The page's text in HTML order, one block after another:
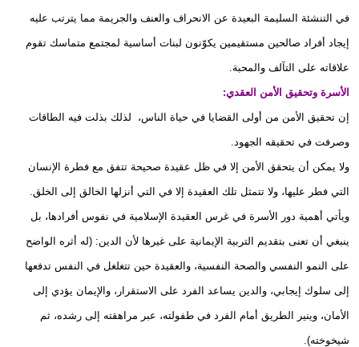
في التنشئة السليمة البعيدة عن الانحراف والعنف والجريمة مما يترتب عليه
إيجاد أفراد صالحين مستقيمين يكوّنون لبنات أساسية لمجتمع متماسك تقوم
علاقاته على التآلف والمحبة.
الأسرة وتحقيق الأمن العقدي:
إن تحقيق الأمن من أولى القضايا في حياة الناس، لذلك بذلت فيه الطاقات
وصرفت في تحقيقه الجهود.
ولا يمكن أن يتحقق الأمن إلا في ظل عقيدة صحيحة تتفق مع فطرة الإنسان
التي فطر عليها، ولا تتمثل تلك العقيدة إلا في التي أنزلها الخالق إلى الخلق.
ويأتي أهمية دور الأسرة في غرس العقيدة الإسلامية في نفوس أفرادها، بل
ينبغي أن تعنى بتقديم التربية الإيمانية على غيرها لأن الدين: (له أثره الواضح
على النمو النفسي والصحة النفسية، والعقيدة حين تتغلغل في النفس تدفعها
إلى سلوك إيجابي، والدين يساعد الفرد على الاستقرار، والإيمان يؤدي إلى
الأمان، وينير الطريق أمام الفرد في طفولته، عبر مراهقته إلى رشده، ثم
شيخوخته).